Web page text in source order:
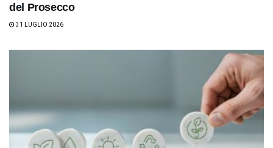
del Prosecco
31 LUGLIO 2026